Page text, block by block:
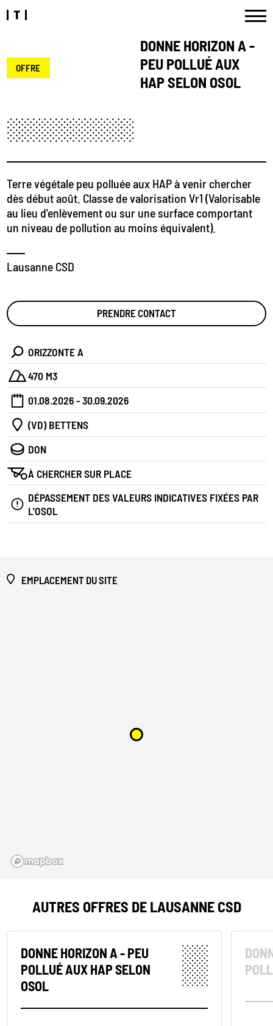
OFFRE
DONNE HORIZON A -
PEU POLLUÉ AUX
HAP SELON OSOL
Terre végétale peu polluée aux HAP à venir chercher
dès début août. Classe de valorisation Vr1 (Valorisable
au lieu d'enlèvement ou sur une surface comportant
un niveau de pollution au moins équivalent).
Lausanne CSD
PRENDRE CONTACT
ORIZZONTE A
470 M3
01.08.2026 - 30.09.2026
(VD) BETTENS
DON
À CHERCHER SUR PLACE
DÉPASSEMENT DES VALEURS INDICATIVES FIXÉES PAR
L'OSOL
EMPLACEMENT DU SITE
AUTRES OFFRES DE LAUSANNE CSD
DONNE HORIZON A - PEU
POLLUÉ AUX HAP SELON
OSOL